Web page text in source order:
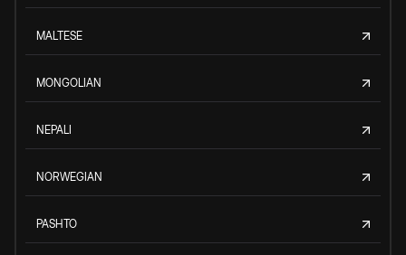
MALTESE
MONGOLIAN
NEPALI
NORWEGIAN
PASHTO